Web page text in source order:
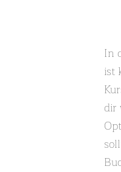
In
ist
dir